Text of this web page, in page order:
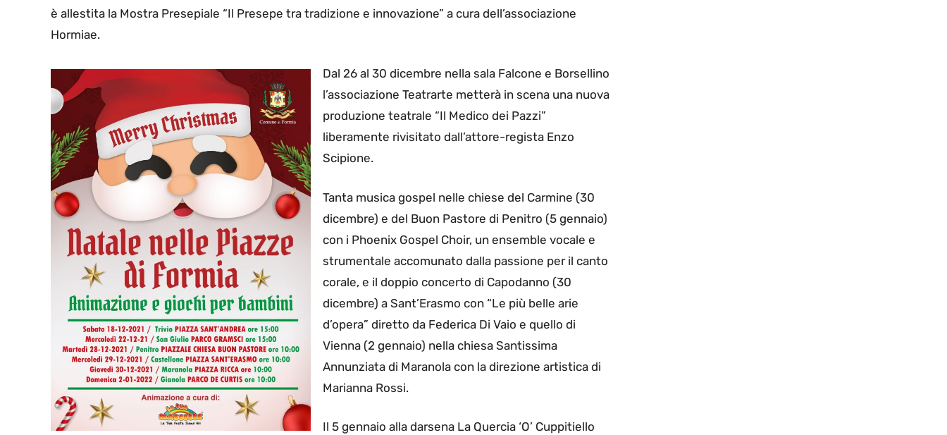
è allestita la Mostra Presepiale “Il Presepe tra tradizione e innovazione” a cura dell’associazione
Hormiae.
Dal 26 al 30 dicembre nella sala Falcone e Borsellino
l’associazione Teatrarte metterà in scena una nuova
produzione teatrale “Il Medico dei Pazzi”
liberamente rivisitato dall’attore-regista Enzo
Scipione.
Tanta musica gospel nelle chiese del Carmine (30
dicembre) e del Buon Pastore di Penitro (5 gennaio)
con i Phoenix Gospel Choir, un ensemble vocale e
strumentale accomunato dalla passione per il canto
corale, e il doppio concerto di Capodanno (30
dicembre) a Sant’Erasmo con “Le più belle arie
d’opera” diretto da Federica Di Vaio e quello di
Vienna (2 gennaio) nella chiesa Santissima
Annunziata di Maranola con la direzione artistica di
Marianna Rossi.
Il 5 gennaio alla darsena La Quercia ‘O’ Cuppitiello